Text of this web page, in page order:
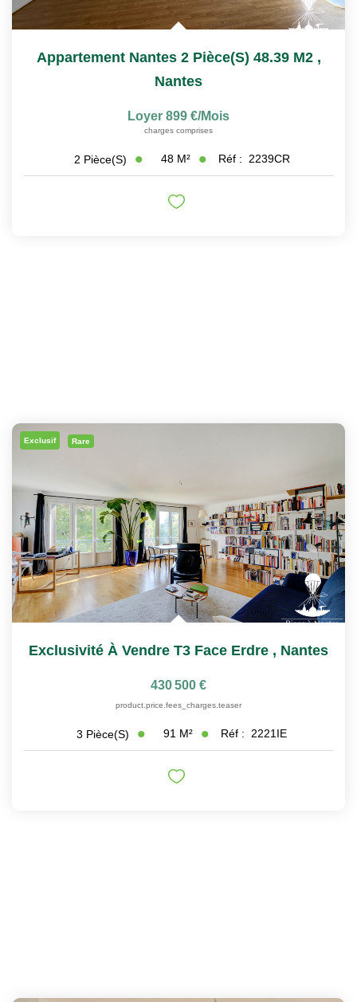
Appartement Nantes 2 Pièce(s) 48.39 M2 ,
Nantes
Loyer 899 €/mois
charges comprises
2 Pièce(s) 48 M² Réf : 2239CR
Exclusif Rare
Exclusivité À Vendre T3 Face Erdre , Nantes
430 500 €
product.price.fees_charges.teaser
3 Pièce(s) 91 M² Réf : 2221IE